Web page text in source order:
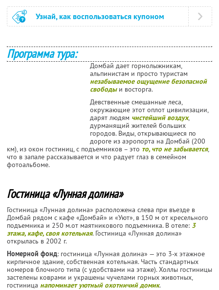
Узнай, как воспользоваться купоном
Программа тура:
Домбай дает горнолыжникам,
альпинистам и просто туристам
незабываемое ощущение безопасной
свободыи восторга.
Девственные смешанные леса,
окружающие этот оплот цивилизации,
дарят людям чистейший воздух,
дурманящий жителей больших
городов. Виды, открывающиеся по
дороге из аэропорта на Домбай (200
км), из окон гостиниц, с подъемников – это то, что не забывается,
что в запале рассказывается и что радует глаз в семейном
фотоальбоме.
Гостиница «Лунная долина»
Гостиница «Лунная долина» расположена слева при въезде в
Домбай рядом с кафе «Домбай» и «Уют», в 150 м от кресельного
подъемника и 250 м.от маятникового подъемника. В отеле: 3
этажа, кафе, своя котельная. Гостиница «Лунная долина»
открылась в 2002 г.
Номерной фонд: гостиница «Лунная долина» — это 3-х этажное
кирпичное здание, собственная котельная. Часть стандартных
номеров блочного типа (с удобствами на этаже). Холлы гостиницы
застелены коврами и украшены чучелами горных животных,
гостиница напоминает уютный охотничий домик.